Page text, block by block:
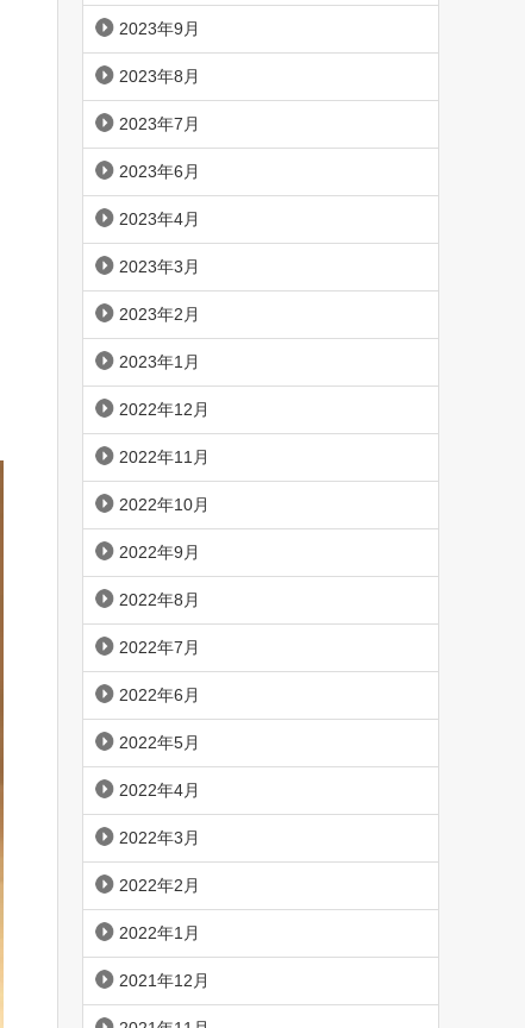
2023年9月
2023年8月
2023年7月
2023年6月
2023年4月
2023年3月
2023年2月
2023年1月
2022年12月
2022年11月
2022年10月
2022年9月
2022年8月
2022年7月
2022年6月
2022年5月
2022年4月
2022年3月
2022年2月
2022年1月
2021年12月